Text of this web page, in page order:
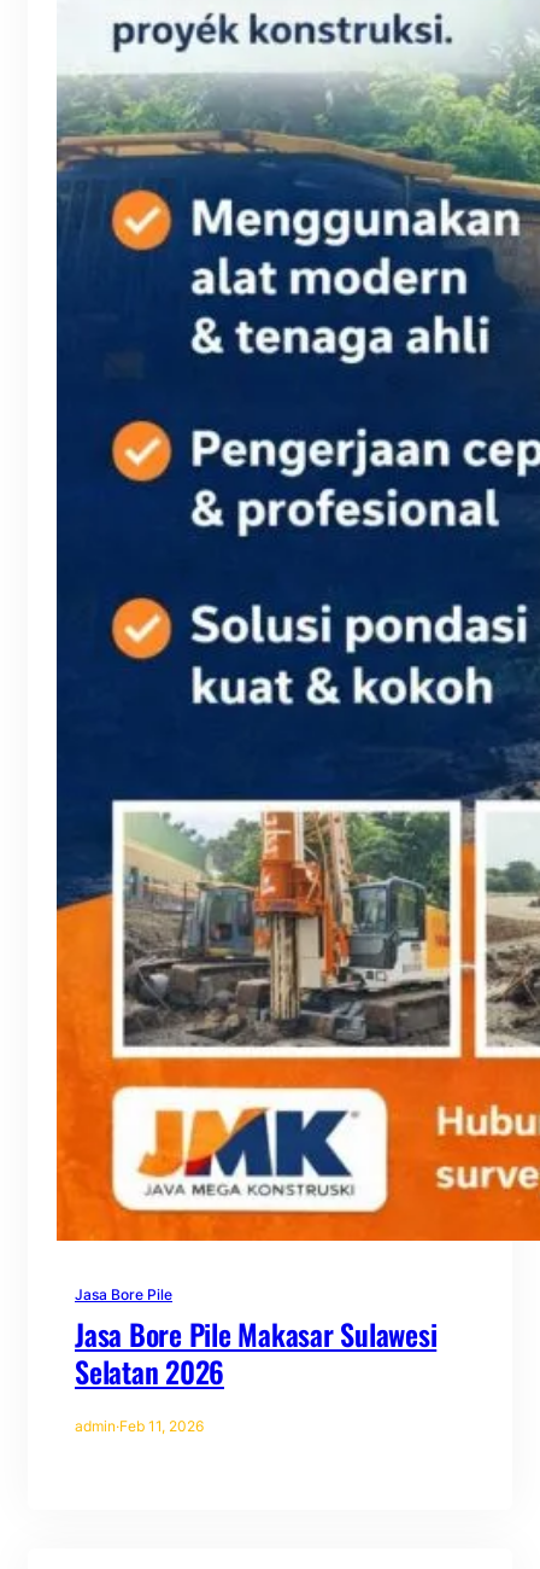
Jasa Bore Pile
Jasa Bore Pile Makasar Sulawesi
Selatan 2026
admin·Feb 11, 2026